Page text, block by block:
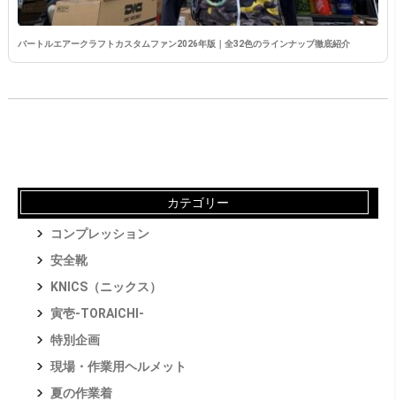
バートルエアークラフトカスタムファン2026年版｜全32色のラインナップ徹底紹介
カテゴリー
コンプレッション
安全靴
KNICS（ニックス）
寅壱-TORAICHI-
特別企画
現場・作業用ヘルメット
夏の作業着